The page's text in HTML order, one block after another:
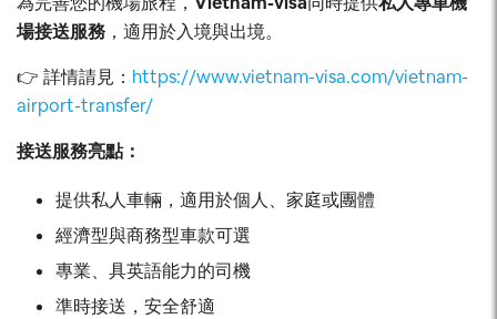
場接送服務 ，適用於入境與出境。
👉 詳情請見： https://www.vietnam-visa.com/vietnam-
airport-transfer/
接送服務亮點：
提供私人車輛，適用於個人、家庭或團體
經濟型與商務型車款可選
專業、具英語能力的司機
準時接送，安全舒適